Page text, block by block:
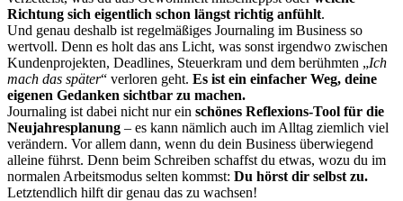
Richtung sich eigentlich schon längst richtig anfühlt.
Und genau deshalb ist regelmäßiges Journaling im Business so
wertvoll. Denn es holt das ans Licht, was sonst irgendwo zwischen
Kundenprojekten, Deadlines, Steuerkram und dem berühmten „Ich
mach das später“ verloren geht. Es ist ein einfacher Weg, deine
eigenen Gedanken sichtbar zu machen.
Journaling ist dabei nicht nur ein schönes Reflexions-Tool für die
Neujahresplanung – es kann nämlich auch im Alltag ziemlich viel
verändern. Vor allem dann, wenn du dein Business überwiegend
alleine führst. Denn beim Schreiben schaffst du etwas, wozu du im
normalen Arbeitsmodus selten kommst: Du hörst dir selbst zu.
Letztendlich hilft dir genau das zu wachsen!